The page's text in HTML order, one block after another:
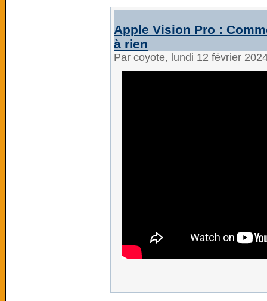
Apple Vision Pro :
à rien
Par coyote, lundi 12 février